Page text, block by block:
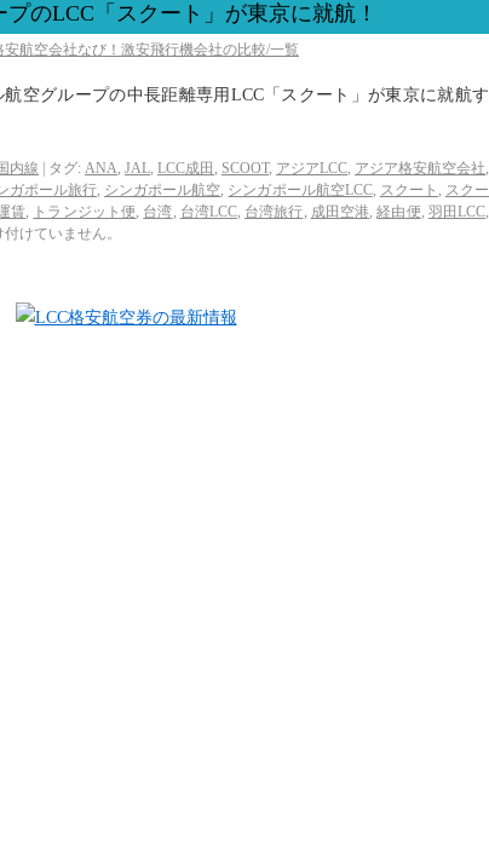
のLCC「スクート」が東京に就航！
安航空会社なび！激安飛行機会社の比較/一覧
空グループの中長距離専用LCC「スクート」が東京に就航す
内線 タグ: ANA, JAL, LCC成田 , SCOOT, アジアLCC, アジア格安航空会社,
ガポール旅行, シンガポール航空, シンガポール航空LCC, スクート , スクー
賃, トランジット便, 台湾, 台湾LCC, 台湾旅行, 成田空港,経由便, 羽田LCC,
けていません。